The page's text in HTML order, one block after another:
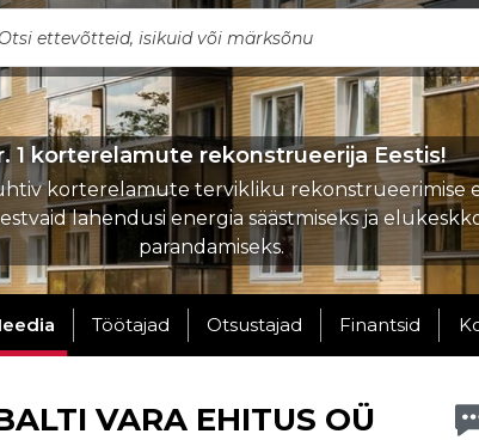
1 korterelamute rekonstrueerija Eestis!
korterelamute tervikliku rekonstrueerimise
lahendusi energia säästmiseks ja
parandamiseks.
Töötajad Otsustajad Finantsid
VARA EHITUS OÜ